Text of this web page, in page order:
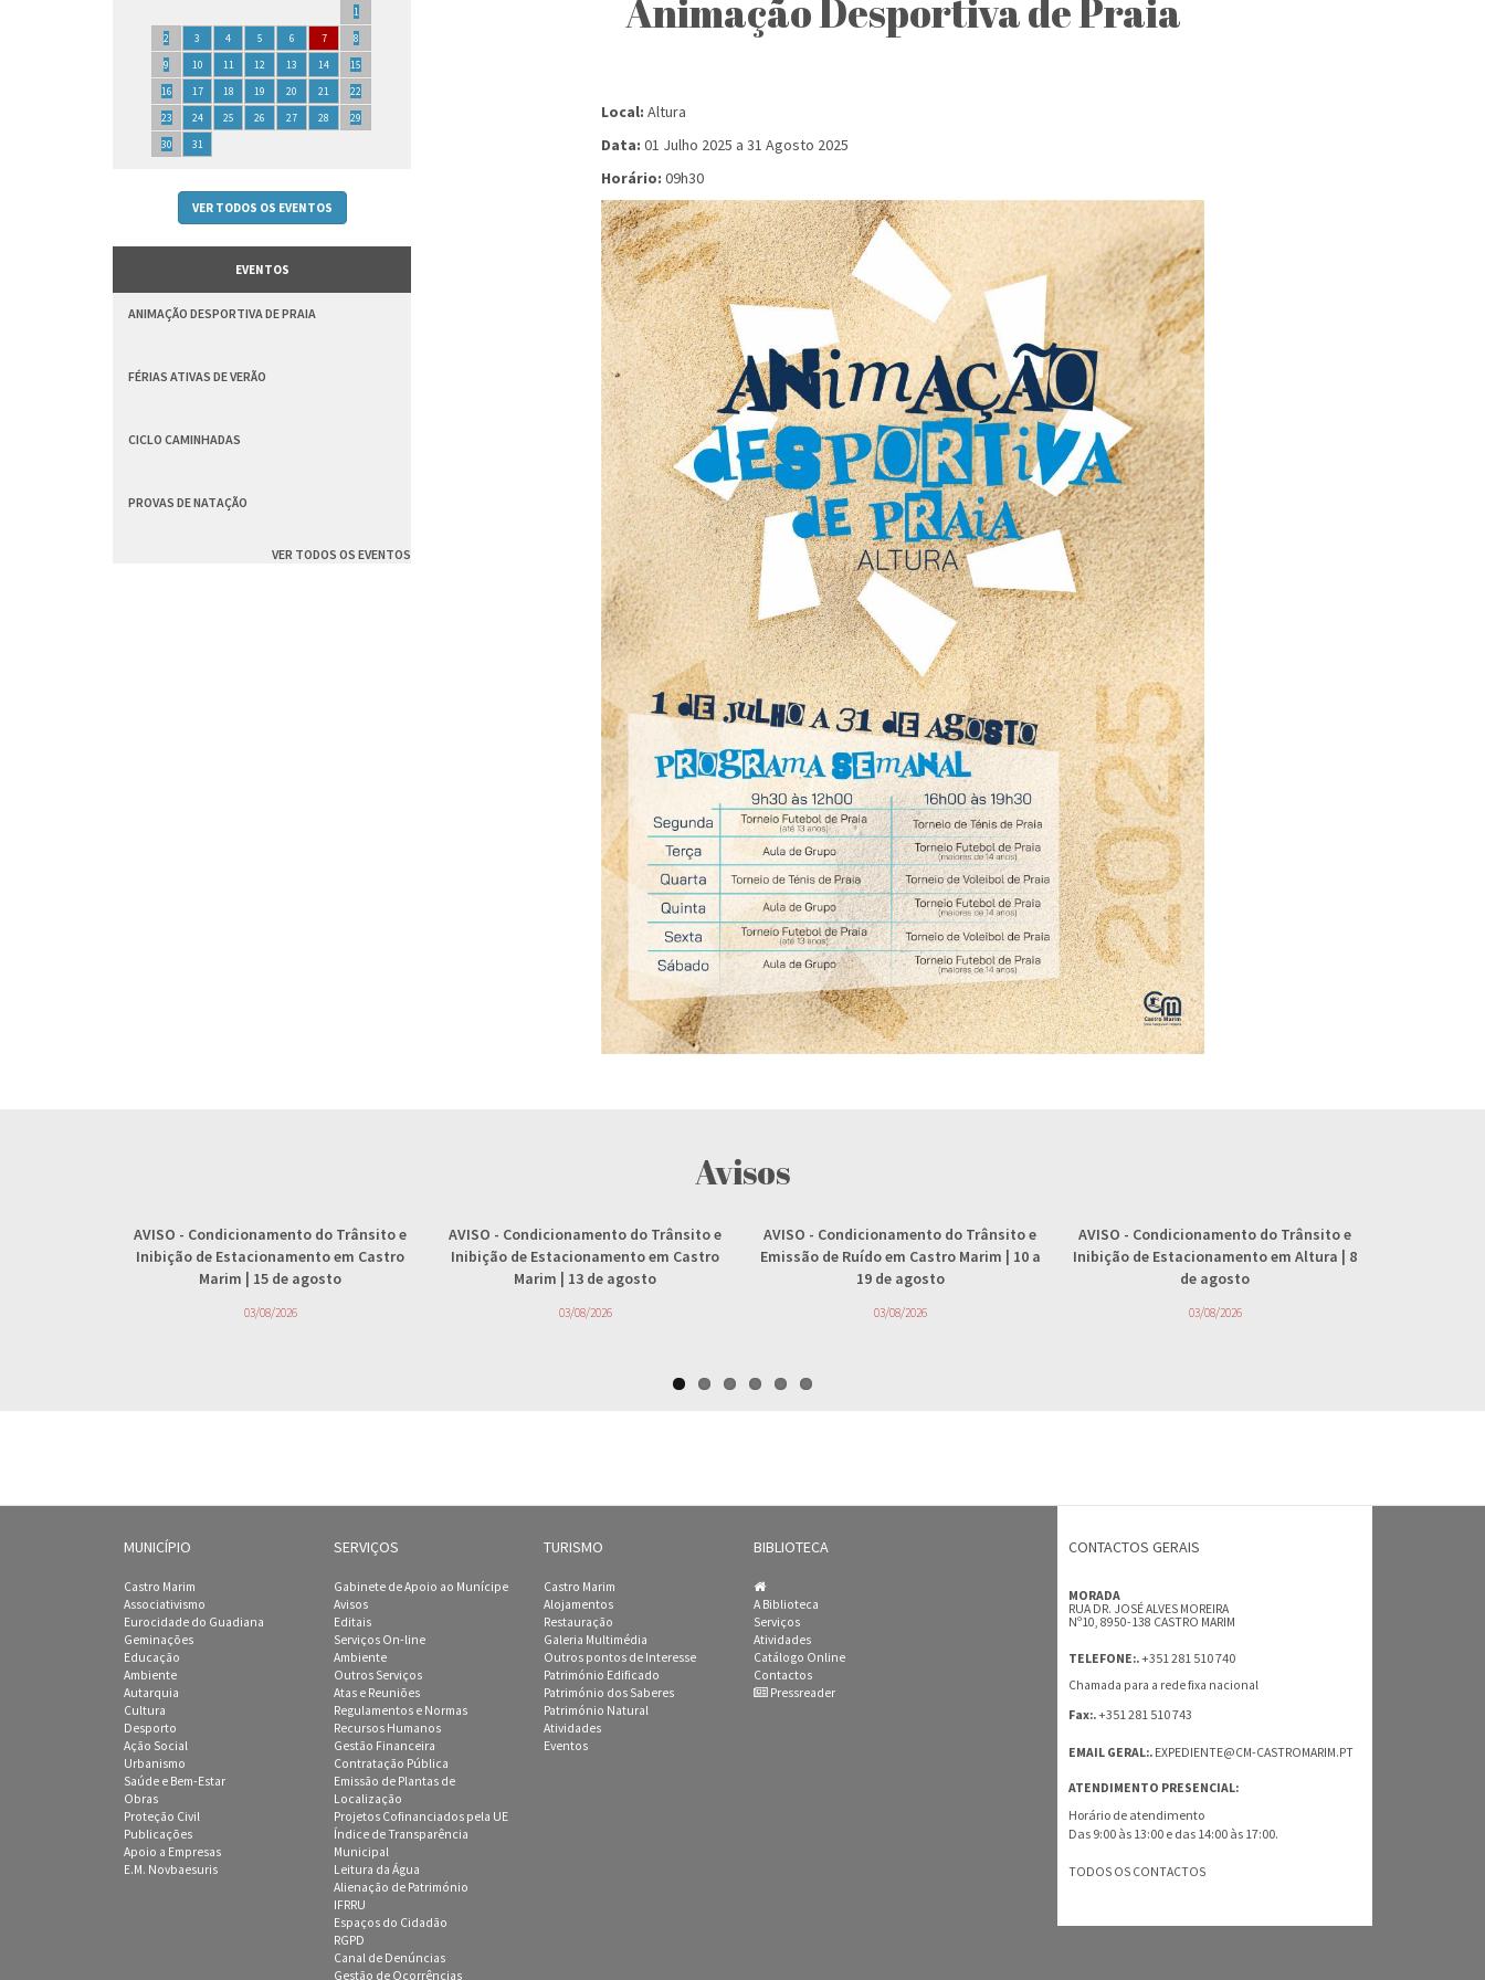
1
2
3 4 5 6 7
8
9
10 11 12 13 14
15
16
17 18 19 20 21
22
23
24 25 26 27 28
29
30
31
VER TODOS OS EVENTOS
EVENTOS
ANIMAÇÃO DESPORTIVA DE PRAIA
FÉRIAS ATIVAS DE VERÃO
CICLO CAMINHADAS
PROVAS DE NATAÇÃO
VER TODOS OS EVENTOS
Animação Desportiva de Praia
Local: Altura
Data: 01 Julho 2025 a 31 Agosto 2025
Horário: 09h30
Avisos
AVISO - Condicionamento do Trânsito e
Inibição de Estacionamento em Castro
Marim | 15 de agosto
03/08/2026
AVISO - Condicionamento do Trânsito e
Inibição de Estacionamento em Castro
Marim | 13 de agosto
03/08/2026
AVISO - Condicionamento do Trânsito e
Emissão de Ruído em Castro Marim | 10 a
19 de agosto
03/08/2026
AVISO - Condicionamento do Trânsito e
Inibição de Estacionamento em Altura | 8
de agosto
03/08/2026
MUNICÍPIO
Castro Marim
Associativismo
Eurocidade do Guadiana
Geminações
Educação
Ambiente
Autarquia
Cultura
Desporto
Ação Social
Urbanismo
Saúde e Bem-Estar
Obras
Proteção Civil
Publicações
Apoio a Empresas
E.M. Novbaesuris
SERVIÇOS
Gabinete de Apoio ao Munícipe
Avisos
Editais
Serviços On-line
Ambiente
Outros Serviços
Atas e Reuniões
Regulamentos e Normas
Recursos Humanos
Gestão Financeira
Contratação Pública
Emissão de Plantas de
Localização
Projetos Cofinanciados pela UE
Índice de Transparência
Municipal
Leitura da Água
Alienação de Património
IFRRU
Espaços do Cidadão
RGPD
Canal de Denúncias
Gestão de Ocorrências
TURISMO
Castro Marim
Alojamentos
Restauração
Galeria Multimédia
Outros pontos de Interesse
Património Edificado
Património dos Saberes
Património Natural
Atividades
Eventos
BIBLIOTECA
A Biblioteca
Serviços
Atividades
Catálogo Online
Contactos
Pressreader
CONTACTOS GERAIS
MORADA
RUA DR. JOSÉ ALVES MOREIRA
Nº10, 8950-138 CASTRO MARIM
TELEFONE:.+351 281 510 740
Chamada para a rede fixa nacional
Fax:.+351 281 510 743
EMAIL GERAL:. EXPEDIENTE@CM-CASTROMARIM.PT
ATENDIMENTO PRESENCIAL:
Horário de atendimento
Das 9:00 às 13:00 e das 14:00 às 17:00.
TODOS OS CONTACTOS